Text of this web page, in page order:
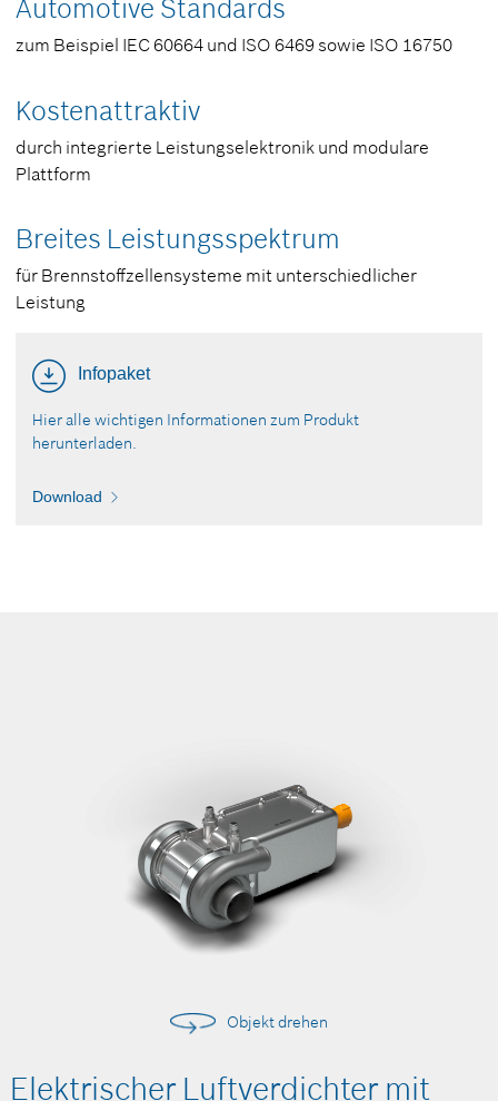
Automotive Standards
zum Beispiel IEC 60664 und ISO 6469 sowie ISO 16750
Kostenattraktiv
durch integrierte Leistungselektronik und modulare
Plattform
Breites Leistungsspektrum
für Brennstoffzellensysteme mit unterschiedlicher
Leistung
Infopaket
Hier alle wichtigen Informationen zum Produkt
herunterladen.
Download
Objekt drehen
Elektrischer Luftverdichter mit